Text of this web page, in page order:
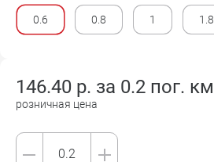
0.6 0.8 1 1.8
146.40 р. за 0.2 пог. км
розничная цена